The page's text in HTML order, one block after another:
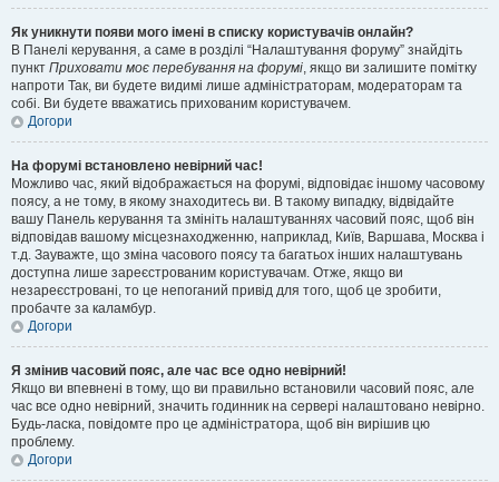
Як уникнути появи мого імені в списку користувачів онлайн?
В Панелі керування, а саме в розділі “Налаштування форуму” знайдіть
пункт Приховати моє перебування на форумі, якщо ви залишите помітку
напроти Так, ви будете видимі лише адміністраторам, модераторам та
собі. Ви будете вважатись прихованим користувачем.
Догори
На форумі встановлено невірний час!
Можливо час, який відображається на форумі, відповідає іншому часовому
поясу, а не тому, в якому знаходитесь ви. В такому випадку, відвідайте
вашу Панель керування та змініть налаштуваннях часовий пояс, щоб він
відповідав вашому місцезнаходженню, наприклад, Київ, Варшава, Москва і
т.д. Зауважте, що зміна часового поясу та багатьох інших налаштувань
доступна лише зареєстрованим користувачам. Отже, якщо ви
незареєстровані, то це непоганий привід для того, щоб це зробити,
пробачте за каламбур.
Догори
Я змінив часовий пояс, але час все одно невірний!
Якщо ви впевнені в тому, що ви правильно встановили часовий пояс, але
час все одно невірний, значить годинник на сервері налаштовано невірно.
Будь-ласка, повідомте про це адміністратора, щоб він вирішив цю
проблему.
Догори